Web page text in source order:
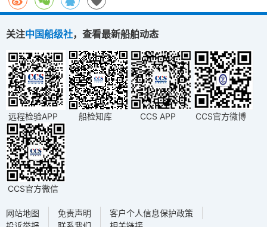
关注中国船级社，查看最新船舶动态
远程检验APP 船检知库 CCS APP CCS官方微博
CCS官方微信
网站地图 免责声明
客户个人信息保护政策